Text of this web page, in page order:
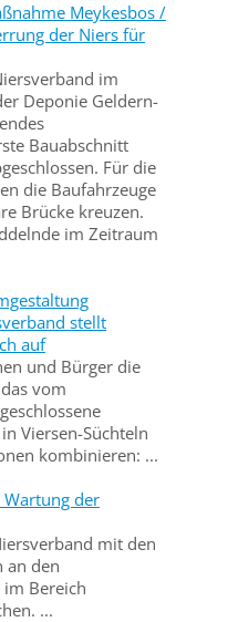
Meykesbos /
der Niers für
im
Deponie Geldern-
Bauabschnitt
Für die
die Baufahrzeuge
Brücke kreuzen.
im Zeitraum
stellt
auf
und Bürger die
vom
Viersen-Süchteln
kombinieren: ...
Wartung der
mit den
an den
Bereich
...